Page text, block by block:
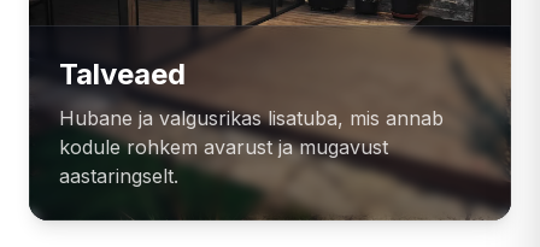
Talveaed
Hubane ja valgusrikas lisatuba, mis annab
kodule rohkem avarust ja mugavust
aastaringselt.